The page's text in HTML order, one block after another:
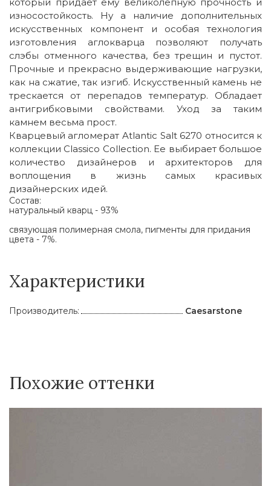
который придает ему великолепную прочность и
износостойкость. Ну а наличие дополнительных
искусственных компонент и особая технология
изготовления аглокварца позволяют получать
слэбы отменного качества, без трещин и пустот.
Прочные и прекрасно выдерживающие нагрузки,
как на сжатие, так изгиб. Искусственный камень не
трескается от перепадов температур. Обладает
антигрибковыми свойствами. Уход за таким
камнем весьма прост.
Кварцевый агломерат Atlantic Salt 6270 относится к
коллекции Classico Collection. Ее выбирает большое
количество дизайнеров и архитекторов для
воплощения в жизнь самых красивых
дизайнерских идей.
Состав:
натуральный кварц - 93%
связующая полимерная смола, пигменты для придания
цвета - 7%.
Характеристики
Производитель: Caesarstone
Похожие оттенки